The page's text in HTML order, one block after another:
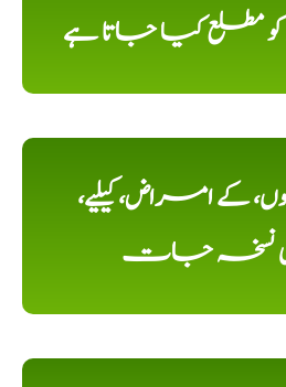
کو مطلع کیا جاتا ہے
کے امراض، کیلیے،
نسخہ جات